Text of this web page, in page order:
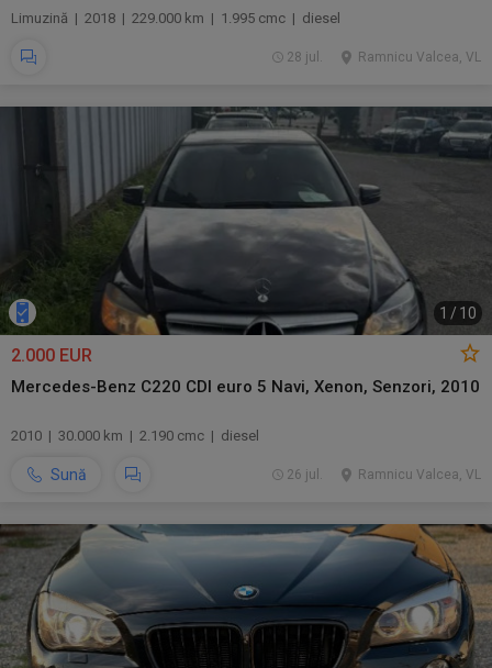
Limuzină | 2018 | 229.000 km | 1.995 cmc | diesel
Ramnicu Valcea, VL
28 jul.
1 / 10
2.000 EUR
Mercedes-Benz C220 CDI euro 5 Navi, Xenon, Senzori, 2010
2010 | 30.000 km | 2.190 cmc | diesel
Sună Ramnicu Valcea, VL
26 jul.